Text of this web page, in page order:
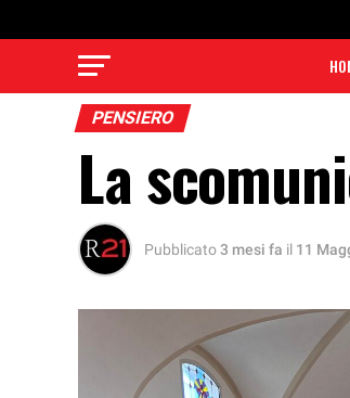
PENSIERO
La
Pubblicato3 mesi fa il 11